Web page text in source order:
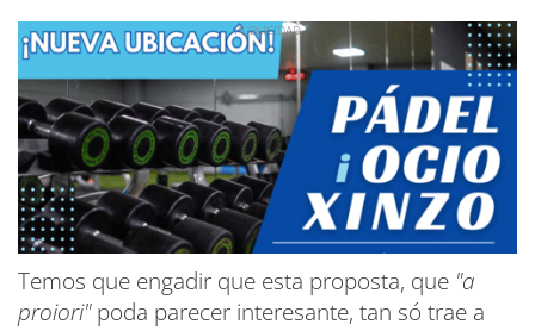
Temos que engadir que esta proposta, que "a
proiori"poda parecer interesante, tan só trae a